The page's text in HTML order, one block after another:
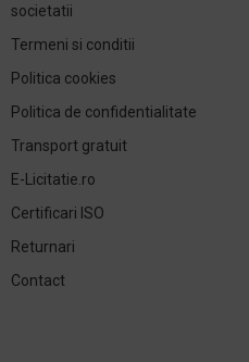
societatii
Termeni si conditii
Politica cookies
Politica de confidentialitate
Transport gratuit
E-Licitatie.ro
Certificari ISO
Returnari
Contact